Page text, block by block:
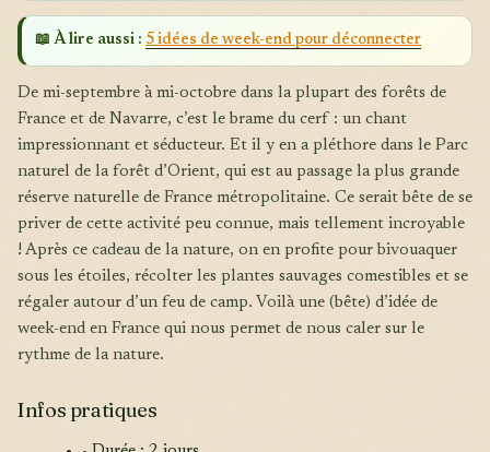
📖 À lire aussi : 5 idées de week-end pour déconnecter
De mi-septembre à mi-octobre dans la plupart des forêts de
France et de Navarre, c’est le brame du cerf : un chant
impressionnant et séducteur. Et il y en a pléthore dans le Parc
naturel de la forêt d’Orient, qui est au passage la plus grande
réserve naturelle de France métropolitaine. Ce serait bête de se
priver de cette activité peu connue, mais tellement incroyable
! Après ce cadeau de la nature, on en profite pour bivouaquer
sous les étoiles, récolter les plantes sauvages comestibles et se
régaler autour d’un feu de camp. Voilà une (bête) d’idée de
week-end en France qui nous permet de nous caler sur le
rythme de la nature.
Infos pratiques